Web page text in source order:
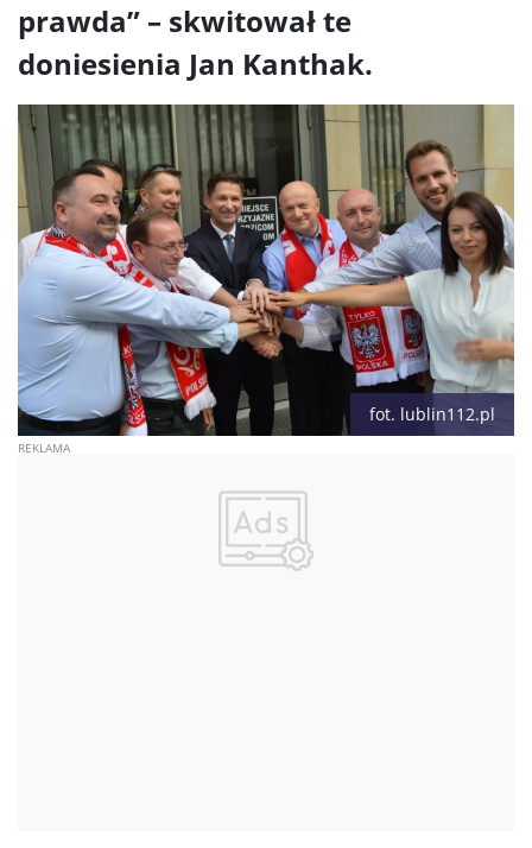
prawda” – skwitował te
doniesienia Jan Kanthak.
fot. lublin112.pl